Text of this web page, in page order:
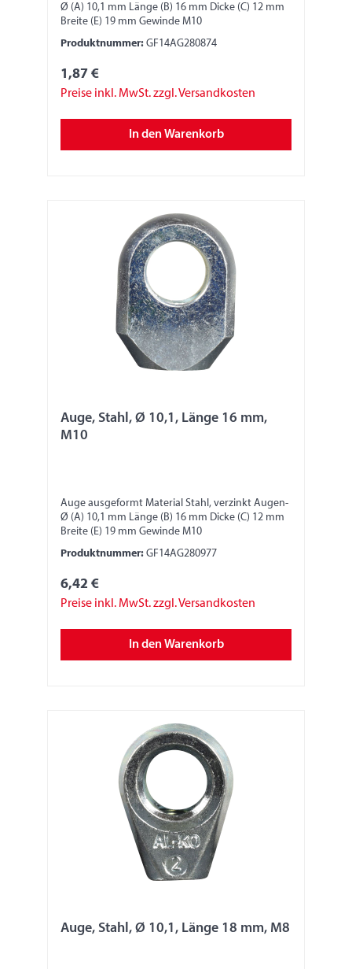
Ø (A) 10,1 mm Länge (B) 16 mm Dicke (C) 12 mm
Breite (E) 19 mm Gewinde M10
Produktnummer: GF14AG280874
1,87 €
Preise inkl. MwSt. zzgl. Versandkosten
In den Warenkorb
Auge, Stahl, Ø 10,1, Länge 16 mm,
M10
Auge ausgeformt Material Stahl, verzinkt Augen-
Ø (A) 10,1 mm Länge (B) 16 mm Dicke (C) 12 mm
Breite (E) 19 mm Gewinde M10
Produktnummer: GF14AG280977
6,42 €
Preise inkl. MwSt. zzgl. Versandkosten
In den Warenkorb
Auge, Stahl, Ø 10,1, Länge 18 mm, M8